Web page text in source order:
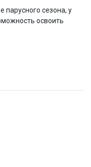
парусного сезона, у
освоить